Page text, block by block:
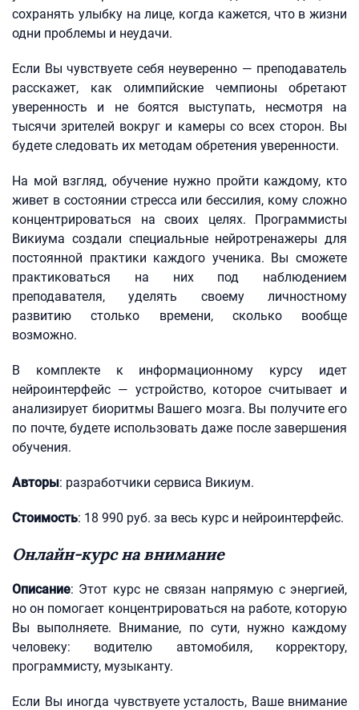
сохранять улыбку на лице, когда кажется, что в жизни
одни проблемы и неудачи.
Если Вы чувствуете себя неуверенно — преподаватель
расскажет, как олимпийские чемпионы обретают
уверенность и не боятся выступать, несмотря на
тысячи зрителей вокруг и камеры со всех сторон. Вы
будете следовать их методам обретения уверенности.
На мой взгляд, обучение нужно пройти каждому, кто
живет в состоянии стресса или бессилия, кому сложно
концентрироваться на своих целях. Программисты
Викиума создали специальные нейротренажеры для
постоянной практики каждого ученика. Вы сможете
практиковаться на них под наблюдением
преподавателя, уделять своему личностному
развитию столько времени, сколько вообще
возможно.
В комплекте к информационному курсу идет
нейроинтерфейс — устройство, которое считывает и
анализирует биоритмы Вашего мозга. Вы получите его
по почте, будете использовать даже после завершения
обучения.
Авторы: разработчики сервиса Викиум.
Стоимость: 18 990 руб. за весь курс и нейроинтерфейс.
Онлайн-курс на внимание
Описание: Этот курс не связан напрямую с энергией,
но он помогает концентрироваться на работе, которую
Вы выполняете. Внимание, по сути, нужно каждому
человеку: водителю автомобиля, корректору,
программисту, музыканту.
Если Вы иногда чувствуете усталость, Ваше внимание